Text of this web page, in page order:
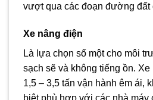
vượt qua các đoạn đường đất
Xe nâng điện
Là lựa chọn số một cho môi
sạch sẽ và không tiếng ồn.
1,5 – 3,5 tấn vận hành êm ái,